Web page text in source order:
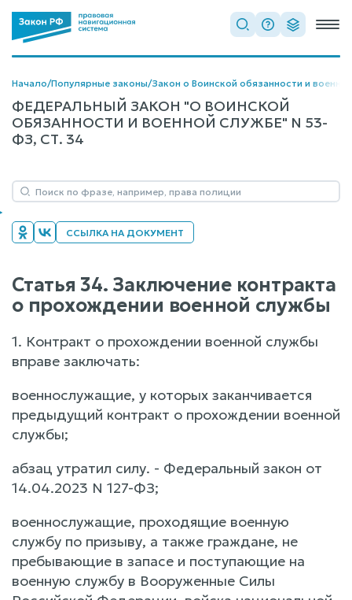
Начало/Популярные законы/Закон о Воинской обязанности и
ФЕДЕРАЛЬНЫЙ ЗАКОН "О ВОИНСКОЙ
ОБЯЗАННОСТИ И ВОЕННОЙ СЛУЖБЕ" N 53-
ФЗ, СТ. 34
ССЫЛКА НА ДОКУМЕНТ
Статья 34. Заключение контракта
о прохождении военной службы
1. Контракт о прохождении военной службы
вправе заключать:
военнослужащие, у которых заканчивается
предыдущий контракт о прохождении военной
службы;
абзац утратил силу. - Федеральный закон от
14.04.2023 N 127-ФЗ;
военнослужащие, проходящие военную
службу по призыву, а также граждане, не
пребывающие в запасе и поступающие на
военную службу в Вооруженные Силы